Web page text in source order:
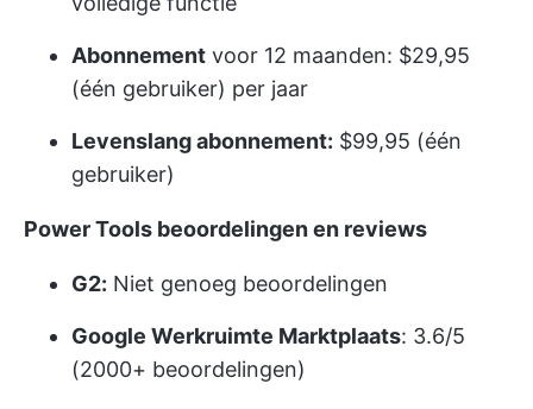
Abonnement voor 12 maanden: $29,95
(één gebruiker) per jaar
Levenslang abonnement: $99,95 (één
gebruiker)
Power Tools beoordelingen en reviews
G2: Niet genoeg beoordelingen
Google Werkruimte Marktplaats: 3.6/5
(2000+ beoordelingen)